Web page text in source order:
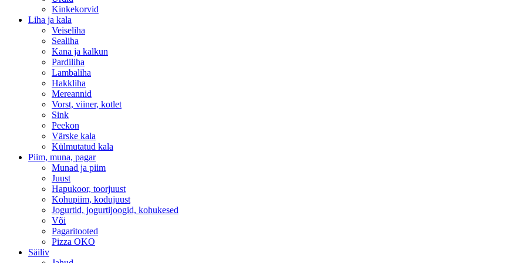
Kinkekorvid
Liha ja kala
Veiseliha
Sealiha
Kana ja kalkun
Pardiliha
Lambaliha
Hakkliha
Mereannid
Vorst, viiner, kotlet
Sink
Peekon
Värske kala
Külmutatud kala
Piim, muna, pagar
Munad ja piim
Juust
Hapukoor, toorjuust
Kohupiim, kodujuust
Jogurtid, jogurtijoogid, kohukesed
Või
Pagaritooted
Pizza OKO
Säiliv